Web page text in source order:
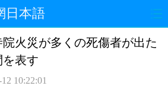
日本語
政治 経済
火災が多くの死傷者が出た
表す
10:22:01